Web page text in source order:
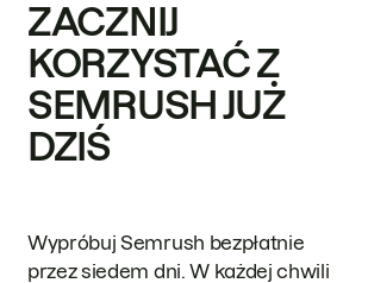
ZACZNIJ
KORZYSTAĆ Z
SEMRUSH JUŻ
DZIŚ
Wypróbuj Semrush bezpłatnie
przez siedem dni. W każdej chwili